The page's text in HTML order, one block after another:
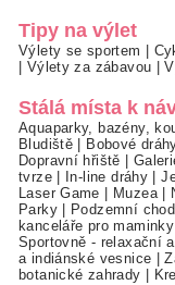
Tipy na výlet
Výlety se sportem
Výlety za zábavou |
Stálá místa k
Aquaparky, bazény,
Bludiště
Bobové
Dopravní hřiště
tvrze| In-line dráhy |
Laser Game
Muzea|
Parky| Podzemní
kanceláře pro maminky
Sportovně - relaxační
a indiánské vesnice |
botanické zahrady